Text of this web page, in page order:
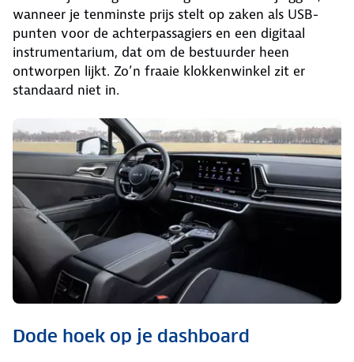
wanneer je tenminste prijs stelt op zaken als USB-
punten voor de achterpassagiers en een digitaal
instrumentarium, dat om de bestuurder heen
ontworpen lijkt. Zo’n fraaie klokkenwinkel zit er
standaard niet in.
Dode hoek op je dashboard